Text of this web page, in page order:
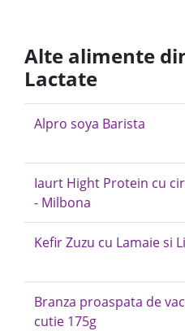
Alte alimente
Lactate
Alpro soya Barista
Iaurt Hight Protein cu
- Milbona
Kefir Zuzu cu Lamaie si
Branza proaspata de
cutie 175g